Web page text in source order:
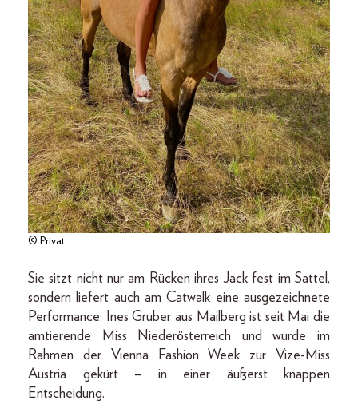
© Privat
Sie sitzt nicht nur am Rücken ihres Jack fest im Sattel,
sondern liefert auch am Catwalk eine ausgezeichnete
Performance: Ines Gruber aus Mailberg ist seit Mai die
amtierende Miss Niederösterreich und wurde im
Rahmen der Vienna Fashion Week zur Vize-Miss
Austria gekürt – in einer äußerst knappen
Entscheidung.